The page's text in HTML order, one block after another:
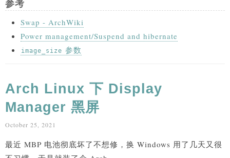
参考
Swap - ArchWiki
Power management/Suspend and hibernate
image_size 参数
Arch Linux 下 Display
Manager 黑屏
October 25, 2021
最近 MBP 电池彻底坏了不想修，换 Windows 用了几天又很